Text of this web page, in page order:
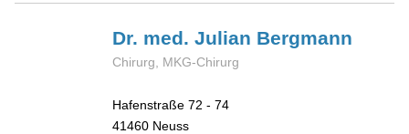
Dr. med. Julian Bergmann
Chirurg, MKG-Chirurg
Hafenstraße 72 - 74
41460 Neuss